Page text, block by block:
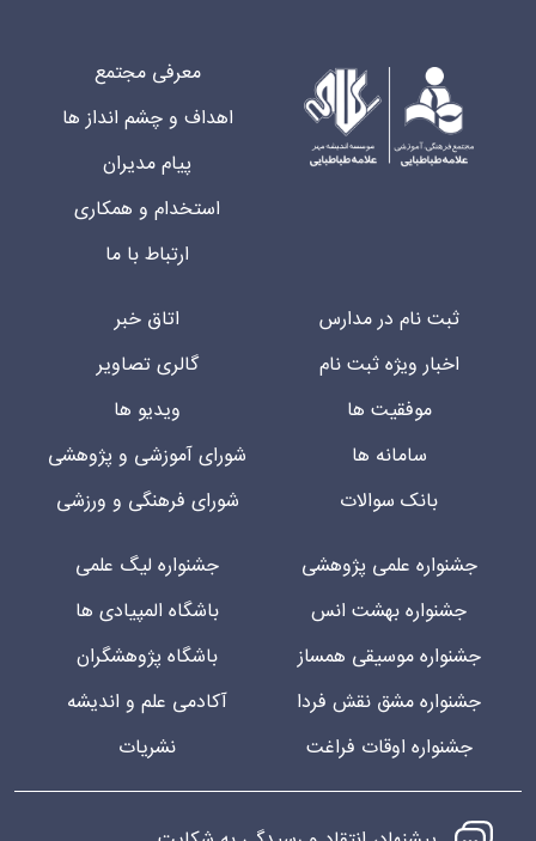
معرفی مجتمع
اهداف و چشم انداز ها
پیام مدیران
استخدام و همکاری
ارتباط با ما
ثبت نام در مدارس
اخبار ویژه ثبت نام
موفقیت ها
سامانه ها
بانک سوالات
اتاق خبر
گالری تصاویر
ویدیو ها
شورای آموزشی و پژوهشی
شورای فرهنگی و ورزشی
جشنواره علمی پژوهشی
جشنواره بهشت انس
جشنواره موسیقی همساز
جشنواره مشق نقش فردا
جشنواره اوقات فراغت
جشنواره لیگ علمی
باشگاه المپیادی ها
باشگاه پژوهشگران
آکادمی علم و اندیشه
نشریات